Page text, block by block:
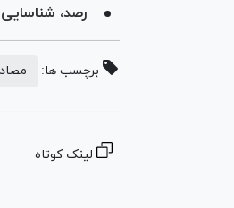
رصد، شناسایی و توقیف اموال ۷ نفر
برچسب ها:
لینک کوتاه